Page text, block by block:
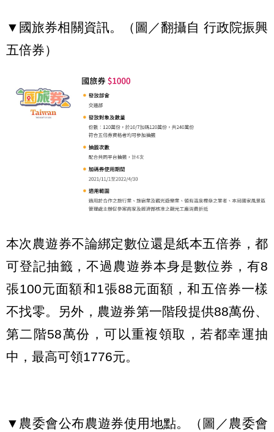
▼國旅券相關資訊。（圖／翻攝自 行政院振興
五倍券）
本次農遊券不論綁定數位還是紙本五倍券，都
可登記抽籤，不過農遊券本身是數位券，有8
張100元面額和1張88元面額，和五倍券一樣
不找零。另外，農遊券第一階段提供88萬份、
第二階58萬份，可以重複領取，若都幸運抽
中，最高可領1776元。
▼農委會公布農遊券使用地點。（圖／農委會